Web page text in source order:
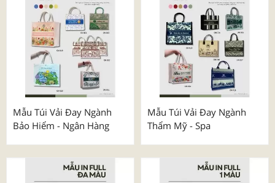
Mẫu Túi Vải Đay Ngành
Bảo Hiểm - Ngân Hàng
Mẫu Túi Vải Đay Ngành
Thẩm Mỹ - Spa